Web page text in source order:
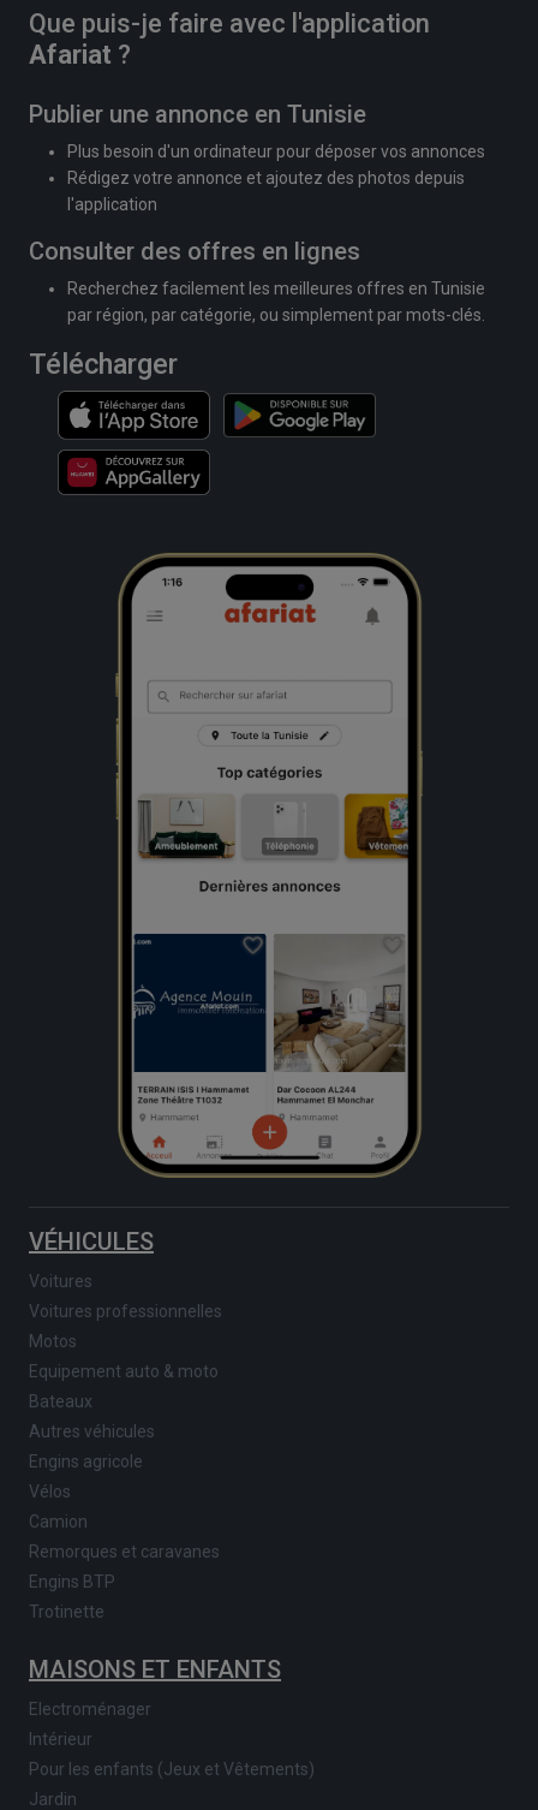
Que puis-je faire avec l'application
Afariat ?
Publier une annonce en Tunisie
Plus besoin d'un ordinateur pour déposer vos annonces
Rédigez votre annonce et ajoutez des photos depuis
l'application
Consulter des offres en lignes
Recherchez facilement les meilleures offres en Tunisie
par région, par catégorie, ou simplement par mots-clés.
Télécharger
VÉHICULES
Voitures
Voitures professionnelles
Motos
Equipement auto & moto
Bateaux
Autres véhicules
Engins agricole
Vélos
Camion
Remorques et caravanes
Engins BTP
Trotinette
MAISONS ET ENFANTS
Electroménager
Intérieur
Pour les enfants (Jeux et Vêtements)
Jardin